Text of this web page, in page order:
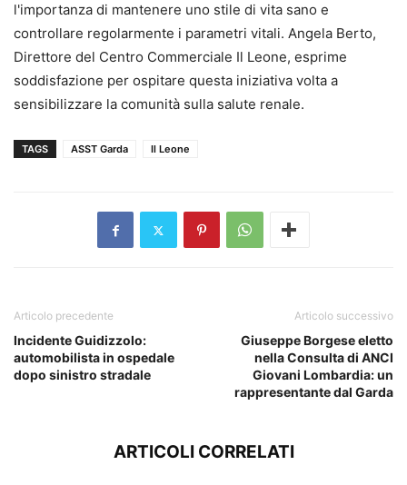
l'importanza di mantenere uno stile di vita sano e
controllare regolarmente i parametri vitali. Angela Berto,
Direttore del Centro Commerciale Il Leone, esprime
soddisfazione per ospitare questa iniziativa volta a
sensibilizzare la comunità sulla salute renale.
TAGS ASST Garda Il Leone
Articolo precedente
Incidente Guidizzolo:
automobilista in ospedale
dopo sinistro stradale
Articolo successivo
Giuseppe Borgese eletto
nella Consulta di ANCI
Giovani Lombardia: un
rappresentante dal Garda
ARTICOLI CORRELATI